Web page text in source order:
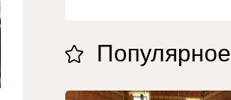
Популярное